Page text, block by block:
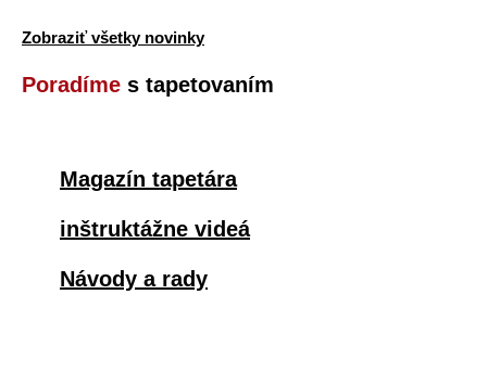
Zobraziť všetky novinky
Poradíme s tapetovaním
Magazín tapetára
inštruktážne videá
Návody a rady